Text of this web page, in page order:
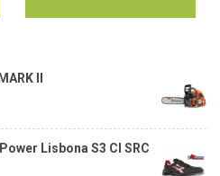
II
Lisbona S3 CI SRC